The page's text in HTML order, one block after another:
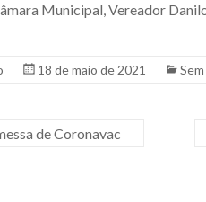
Municipal, Vereador
18 de maio de 2021
de Coronavac